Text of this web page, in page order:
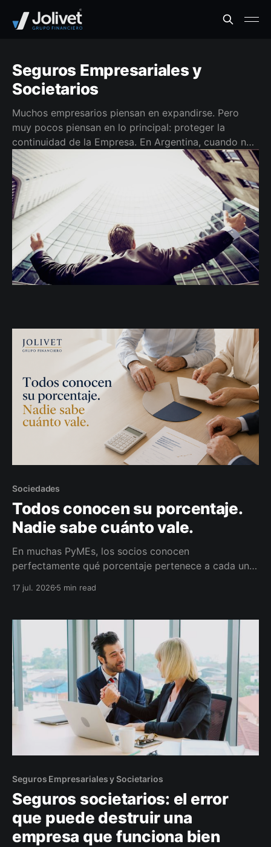
Seguros Empresariales y
Societarios
Muchos empresarios piensan en expandirse. Pero
muy pocos piensan en lo principal: proteger la
continuidad de la Empresa. En Argentina, cuando no
hay previsión, las empresas familiares o societarias
entran en crisis. Y muchas veces, desaparecen.
Sociedades
Todos conocen su porcentaje.
Nadie sabe cuánto vale.
En muchas PyMEs, los socios conocen
perfectamente qué porcentaje pertenece a cada uno.
nadie sabe cuánto vale realmente esa participación.
17 jul. 20265 min read
Seguros Empresariales y Societarios
Seguros societarios: el error
que puede destruir una
empresa que funciona bien